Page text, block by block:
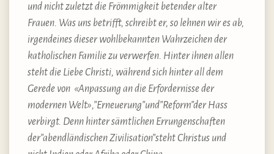
und nicht zuletzt die Frömmigkeit betender alter
Frauen. Was uns betrifft, schreibt er, so lehnen wir es ab,
irgendeines dieser wohlbekannten Wahrzeichen der
katholischen Familie zu verwerfen. Hinter ihnen allen
steht die Liebe Christi, während sich hinter all dem
Gerede von «Anpassung an die Erfordernisse der
modernen Welt»,”Erneuerung”und”Reform”der Hass
verbirgt. Denn hinter sämtlichen Errungenschaften
der”abendländischen Zivilisation”steht Christus und